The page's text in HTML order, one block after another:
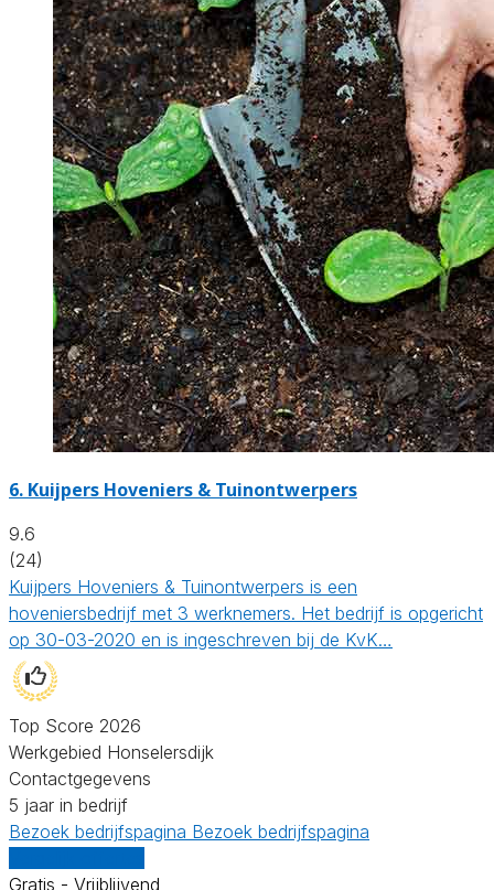
6. Kuijpers Hoveniers & Tuinontwerpers
9.6
(24)
Kuijpers Hoveniers & Tuinontwerpers is een
hoveniersbedrijf met 3 werknemers. Het bedrijf is opgericht
op 30-03-2020 en is ingeschreven bij de KvK…
Top Score 2026
Werkgebied Honselersdijk
Contactgegevens
5 jaar in bedrijf
Bezoek bedrijfspagina Bezoek bedrijfspagina
Gratis - Vrijblijvend